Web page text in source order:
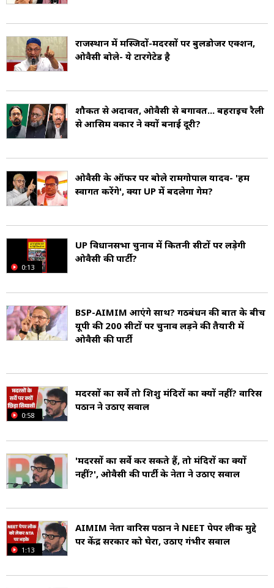
राजस्थान में मस्जिदों-मदरसों पर बुलडोजर एक्शन,
ओवैसी बोले- ये टारगेटेड है
शौकत से अदावत, ओवैसी से बगावत... बहराइच रैली
से आसिम वकार ने क्यों बनाई दूरी?
ओवैसी के ऑफर पर बोले रामगोपाल यादव- 'हम
स्वागत करेंगे', क्या UP में बदलेगा गेम?
0:13
UP विधानसभा चुनाव में कितनी सीटों पर लड़ेगी
ओवैसी की पार्टी?
BSP-AIMIM आएंगे साथ? गठबंधन की बात के बीच
यूपी की 200 सीटों पर चुनाव लड़ने की तैयारी में
ओवैसी की पार्टी
0:58
मदरसों का सर्वे तो शि‍शु मंद‍िरों का क्यों नहीं? वारिस
पठान ने उठाए सवाल
'मदरसों का सर्वे कर सकते हैं, तो मंदिरों का क्यों
नहीं?', ओवैसी की पार्टी के नेता ने उठाए सवाल
1:13
AIMIM नेता वारिस पठान ने NEET पेपर लीक मुद्दे
पर केंद्र सरकार को घेरा, उठाए गंभीर सवाल